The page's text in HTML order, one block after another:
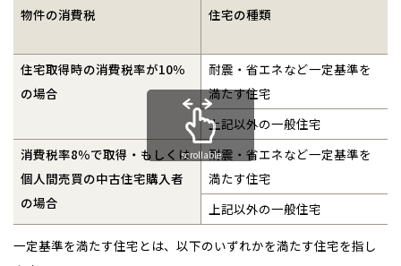
物件の消費税 住宅の種類
住宅取得時の消費税率が10％
の場合
耐震・省エネなど一定基準を
満たす住宅
上記以外の一般住宅
消費税率8％で取得・もしくは
個人間売買の中古住宅購入者
の場合
耐震・省エネなど一定基準を
満たす住宅
上記以外の一般住宅
scrollable
一定基準を満たす住宅とは、以下のいずれかを満たす住宅を指し